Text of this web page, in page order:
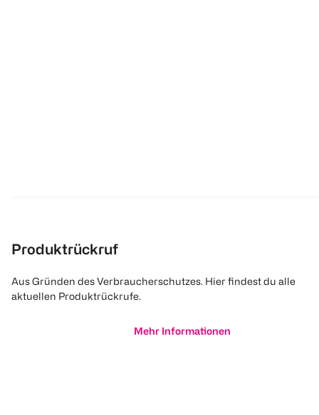
Produktrückruf
Aus Gründen des Verbraucherschutzes. Hier findest du alle
aktuellen Produktrückrufe.
Mehr Informationen